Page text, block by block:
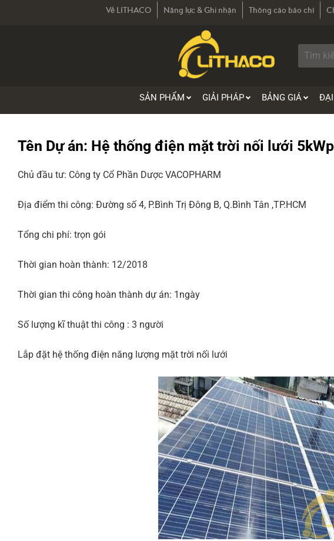
Về LITHACO Năng lực & Ghi nhận Thông cáo báo chí
SẢN PHẨM GIẢI PHÁP BẢNG GIÁ ĐẠI
Tên Dự án: Hệ thống điện mặt trời nối lưới 5kWp
Chủ đầu tư: Công ty Cổ Phần Dược VACOPHARM
Địa điểm thi công: Đường số 4, P.Bình Trị Đông B, Q.Bình Tân ,TP.HCM
Tổng chi phí: trọn gói
Thời gian hoàn thành: 12/2018
Thời gian thi công hoàn thành dự án: 1ngày
Số lượng kĩ thuật thi công : 3 người
Lắp đặt hệ thống điện năng lượng mặt trời nối lưới